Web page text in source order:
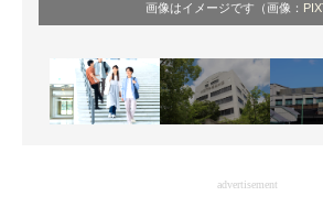
経営リーダーのコミュニティ
マーケ×ITの今がよく分かる
ITエンジニア向け専門サイト
画像はイメージです（画像：
advertisement